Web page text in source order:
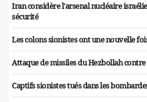
Iran considère l'arsenal nucléaire
sécurité
Les colons sionistes ont une nouvelle
Attaque de missiles du Hezbollah
Captifs sionistes tués dans les